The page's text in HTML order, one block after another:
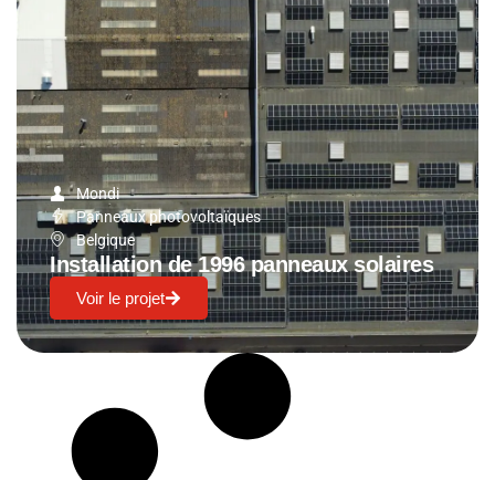
Mondi
Panneaux photovoltaïques
Belgique
Installation de 1996 panneaux solaires
Voir le projet